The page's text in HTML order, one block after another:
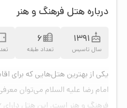
درباره هتل فرهنگ و هنر
1391
سال تاسیس
6
تعداد طبقه
یکی از بهترین هتل‌هایی که برای
امام رضا علیه السلام می‌توان